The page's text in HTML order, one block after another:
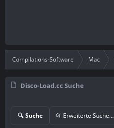
Compilations-Software Mac
Disco-Load.cc Suche
🔍 Suche 📂 Erweiterte Suche…